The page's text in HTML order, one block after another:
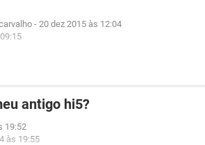
- 20 dez 2015 às 12:04
antigo hi5?
19:52
às 19:55